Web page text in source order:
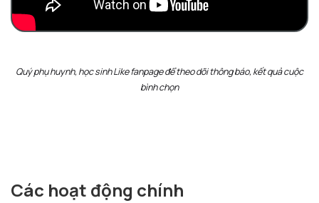
Quý phụ huynh, học sinh Like fanpage để theo dõi thông báo, kết quả cuộc
bình chọn
Các hoạt động chính